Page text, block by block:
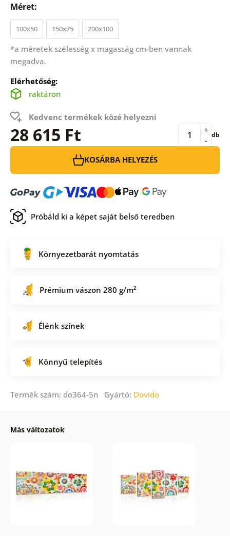
Méret:
100x50 150x75 200x100
*a méretek szélesség x magasság cm-ben vannak
megadva.
Elérhetőség:
raktáron
Kedvenc termékek közé helyezni
28 615 Ft -
+ db
KOSÁRBA HELYEZÉS
Próbáld ki a képet saját belső teredben
Környezetbarát nyomtatás
Prémium vászon 280 g/m²
Élénk színek
Könnyű telepítés
Termék szám: do364-5n Gyártó: Dovido
Más változatok